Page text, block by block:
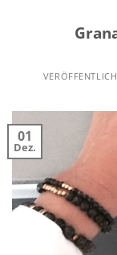
01
Dez.